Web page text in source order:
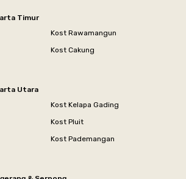
Timur
Kost Rawamangun
Kost Cakung
Utara
Kost Kelapa Gading
Kost Pluit
Kost Pademangan